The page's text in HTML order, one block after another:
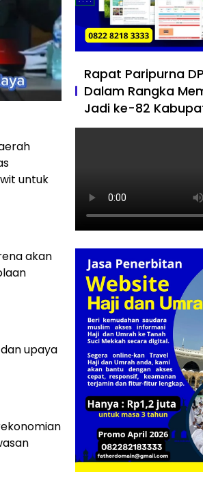
untuk
akan
upaya
Rapat Paripurna
Dalam Rangka
Jadi ke-82